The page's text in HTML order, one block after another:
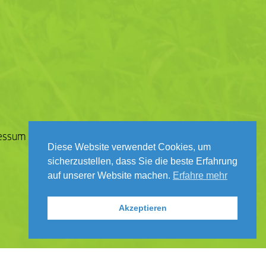
Diese Website verwendet Cookies, um
sicherzustellen, dass Sie die beste Erfahrung
auf unserer Website machen. Erfahre mehr
Akzeptieren